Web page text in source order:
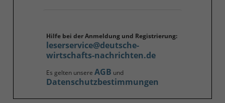
Hilfe bei der Anmeldung und Registrierung:
leserservice@deutsche-
wirtschafts-nachrichten.de
Es gelten unsere AGB und
Datenschutzbestimmungen